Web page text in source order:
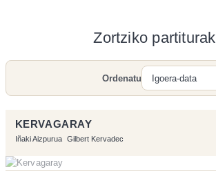
Zortziko partiturak
Ordenatu
KERVAGARAY
Iñaki Aizpurua Gilbert Kervadec